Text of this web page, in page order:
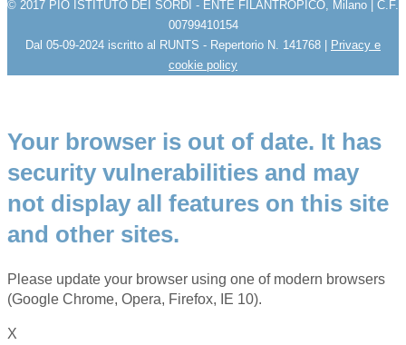
© 2017 PIO ISTITUTO DEI SORDI - ENTE FILANTROPICO, Milano | C.F.
00799410154
Dal 05-09-2024 iscritto al RUNTS - Repertorio N. 141768 |
Privacy e
cookie policy
Your browser is out of date. It has
security vulnerabilities and may
not display all features on this site
and other sites.
Please update your browser using one of modern browsers
(Google Chrome, Opera, Firefox, IE 10).
X